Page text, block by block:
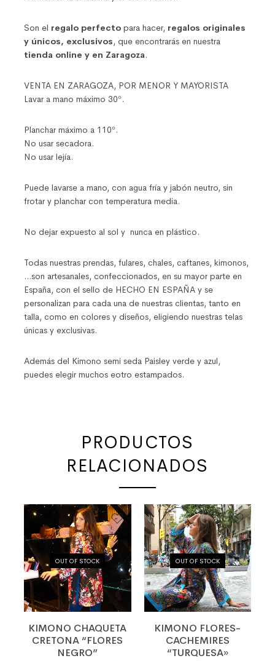
Son el regalo perfecto para hacer, regalos originales
y únicos, exclusivos, que encontrarás en nuestra
tienda online y en Zaragoza.
VENTA EN ZARAGOZA, POR MENOR Y MAYORISTA
Lavar a mano máximo 30º.
Planchar máximo a 110º.
No usar secadora.
No usar lejía.
Puede lavarse a mano, con agua fría y jabón neutro, sin
frotar y planchar con temperatura media.
No dejar expuesto al sol y nunca en plástico.
Todas nuestras prendas, fulares, chales, caftanes, kimonos,
…son artesanales, confeccionados, en su mayor parte en
España, con el sello de HECHO EN ESPAÑA y se
personalizan para cada una de nuestras clientas, tanto en
talla, como en colores y diseños, eligiendo nuestras telas
únicas y exclusivas.
Además del Kimono semi seda Paisley verde y azul,
puedes elegir muchos eotro estampados.
PRODUCTOS
RELACIONADOS
OUT OF STOCK
KIMONO CHAQUETA
CRETONA “FLORES
NEGRO”
OUT OF STOCK
KIMONO FLORES-
CACHEMIRES
“TURQUESA»